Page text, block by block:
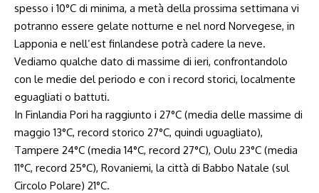
spesso i 10°C di minima, a metà della prossima settimana vi
potranno essere gelate notturne e nel nord Norvegese, in
Lapponia e nell’est finlandese potrà cadere la neve.
Vediamo qualche dato di massime di ieri, confrontandolo
con le medie del periodo e con i record storici, localmente
eguagliati o battuti.
In Finlandia Pori ha raggiunto i 27°C (media delle massime di
maggio 13°C, record storico 27°C, quindi uguagliato),
Tampere 24°C (media 14°C, record 27°C), Oulu 23°C (media
11°C, record 25°C), Rovaniemi, la città di Babbo Natale (sul
Circolo Polare) 21°C.